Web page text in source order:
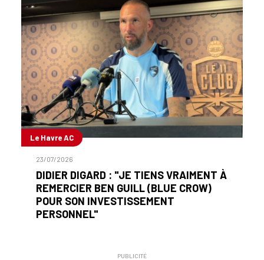
Le Havre AC
23/07/2026
DIDIER DIGARD : "JE TIENS VRAIMENT À
REMERCIER BEN GUILL (BLUE CROW)
POUR SON INVESTISSEMENT
PERSONNEL"
PUBLICITÉ